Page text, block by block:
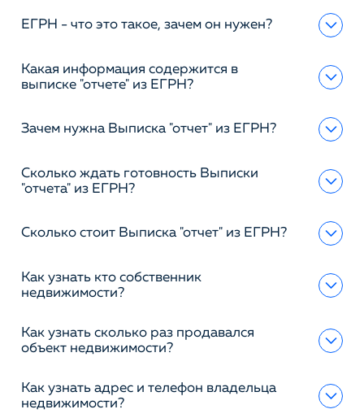
ЕГРН - что это такое, зачем он нужен?
Какая информация содержится в
выписке "отчете" из ЕГРН?
Зачем нужна Выписка "отчет" из ЕГРН?
Сколько ждать готовность Выписки
"отчета" из ЕГРН?
Сколько стоит Выписка "отчет" из ЕГРН?
Как узнать кто собственник
недвижимости?
Как узнать сколько раз продавался
объект недвижимости?
Как узнать адрес и телефон владельца
недвижимости?